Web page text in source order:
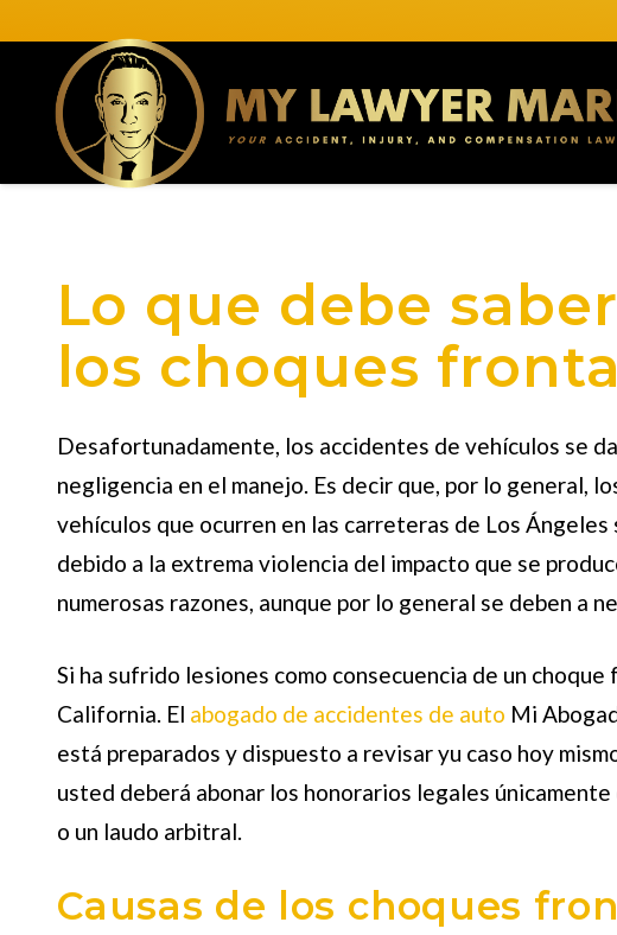
Lo que debe
los choques
Desafortunadamente, los accidentes de vehículos se
negligencia en el manejo. Es decir que, por lo general,
vehículos que ocurren en las carreteras de Los
debido a la extrema violencia del impacto que se
numerosas razones, aunque por lo general se deben a
Si ha sufrido lesiones como consecuencia de un
California. El abogado de accidentes de auto Mi
está preparados y dispuesto a revisar yu caso hoy
usted deberá abonar los honorarios legales
o un laudo arbitral.
Causas de los choques